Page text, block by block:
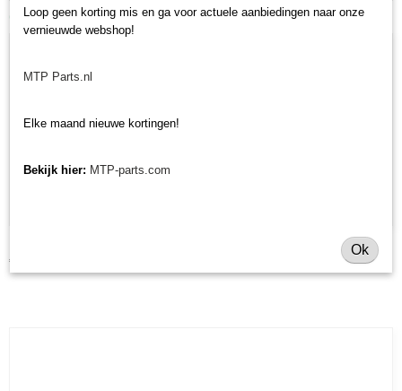
Ook interessant
€ 96,80
Loop geen korting mis en ga voor actuele aanbiedingen naar onze
vernieuwde webshop!
MTP Parts.nl
Elke maand nieuwe kortingen!
Bekijk hier: MTP-parts.com
Ok